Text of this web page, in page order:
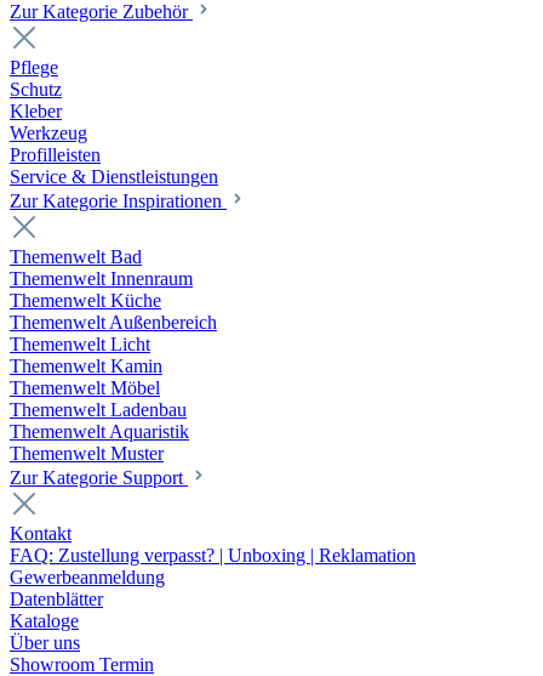
Zur Kategorie Zubehör
Pflege
Schutz
Kleber
Werkzeug
Profilleisten
Service & Dienstleistungen
Zur Kategorie Inspirationen
Themenwelt Bad
Themenwelt Innenraum
Themenwelt Küche
Themenwelt Außenbereich
Themenwelt Licht
Themenwelt Kamin
Themenwelt Möbel
Themenwelt Ladenbau
Themenwelt Aquaristik
Themenwelt Muster
Zur Kategorie Support
Kontakt
FAQ: Zustellung verpasst? | Unboxing | Reklamation
Gewerbeanmeldung
Datenblätter
Kataloge
Über uns
Showroom Termin